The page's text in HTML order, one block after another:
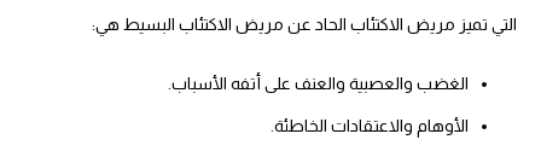
التي تميز مريض الاكتئاب الحاد عن مريض الاكتئاب البسيط هي:
الغضب والعصبية والعنف على أتفه الأسباب.
الأوهام والاعتقادات الخاطئة.